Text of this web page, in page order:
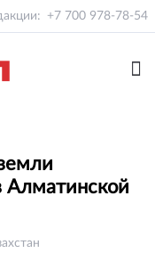
+7 700 978-78-54
Алматинской